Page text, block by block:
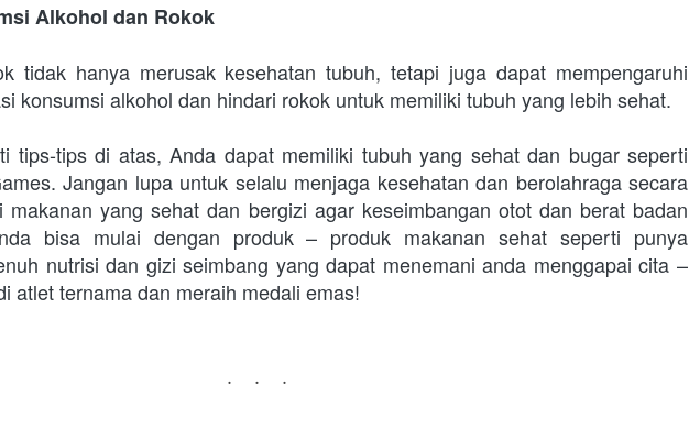
Alkohol dan Rokok
tidak hanya merusak kesehatan tubuh, tetapi juga dapat mempengaruhi
konsumsi alkohol dan hindari rokok untuk memiliki tubuh yang lebih sehat.
tips-tips di atas, Anda dapat memiliki tubuh yang sehat dan bugar seperti
Jangan lupa untuk selalu menjaga kesehatan dan berolahraga secara
makanan yang sehat dan bergizi agar keseimbangan otot dan berat badan
bisa mulai dengan produk – produk makanan sehat seperti punya
nutrisi dan gizi seimbang yang dapat menemani anda menggapai cita –
atlet ternama dan meraih medali emas!
...